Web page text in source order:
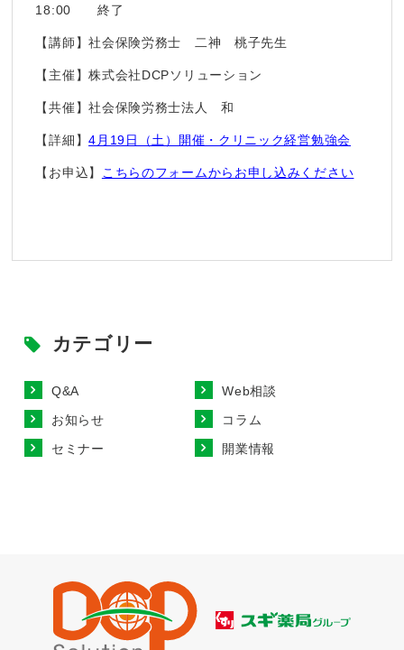
18:00 終了
【講師】社会保険労務士 二神 桃子先生
【主催】株式会社DCPソリューション
【共催】社会保険労務士法人 和
【詳細】4月19日（土）開催・クリニック経営勉強会
【お申込】 こちらのフォームからお申し込みください
カテゴリー
Q&A
Web相談
お知らせ
コラム
セミナー
開業情報